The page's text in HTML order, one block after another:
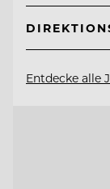
Entdecke alle